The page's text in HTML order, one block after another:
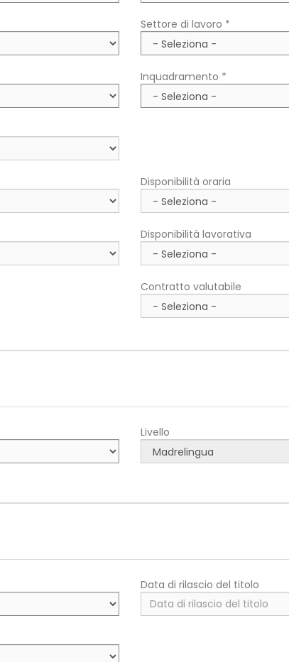
Settore di lavoro *
Inquadramento *
Disponibilità oraria
Disponibilità lavorativa
Contratto valutabile
Livello
Data di rilascio del titolo